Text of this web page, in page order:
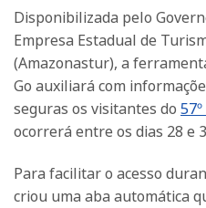
Disponibilizada pelo
Empresa Estadual de
(Amazonastur), a
Go auxiliará com
seguras os visitantes do
ocorrerá entre os dias 28 e
Para facilitar o acesso
criou uma aba automática